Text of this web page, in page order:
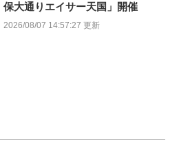
保大通りエイサー天国」開催
2026/08/07 14:57:27 更新